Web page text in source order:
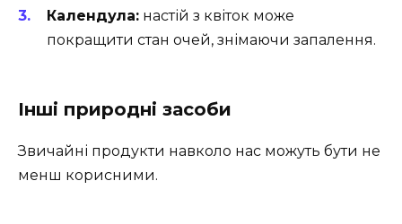
Календула: настій з квіток може
покращити стан очей, знімаючи запалення.
Інші природні засоби
Звичайні продукти навколо нас можуть бути не
менш корисними.